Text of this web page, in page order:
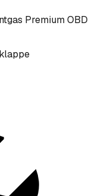
Premium OBD